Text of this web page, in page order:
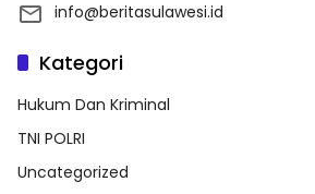
info@beritasulawesi.id
Kategori
Hukum Dan Kriminal
TNI POLRI
Uncategorized